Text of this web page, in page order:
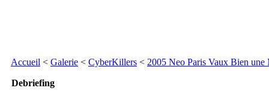
Accueil < Galerie < CyberKillers < 2005 Neo Paris Vaux Bien une
Debriefing